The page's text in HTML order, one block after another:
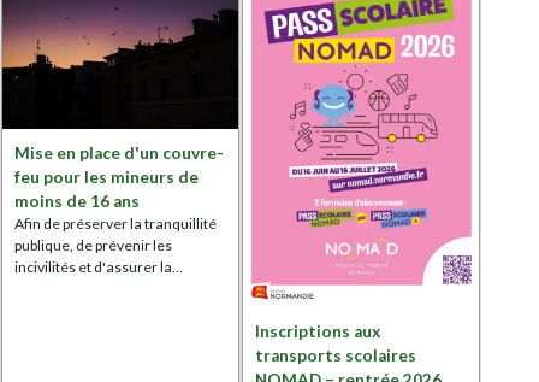
Mise en place d'un couvre-
feu pour les mineurs de
moins de 16 ans
Afin de préserver la tranquillité
publique, de prévenir les
incivilités et d'assurer la…
Inscriptions aux
transports scolaires